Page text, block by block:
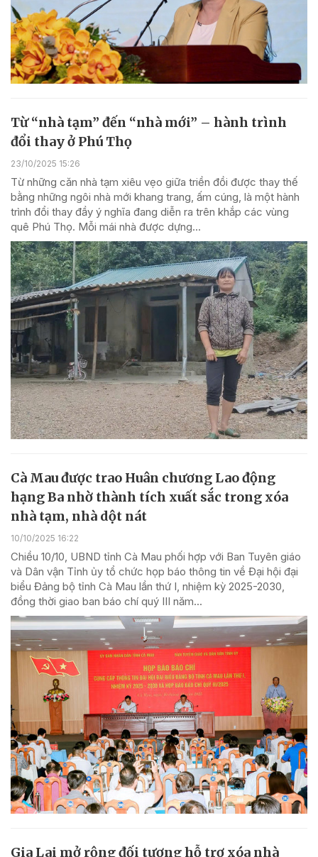
Từ “nhà tạm” đến “nhà mới” – hành trình
đổi thay ở Phú Thọ
23/10/2025 15:26
Từ những căn nhà tạm xiêu vẹo giữa triền đồi được thay thế
bằng những ngôi nhà mới khang trang, ấm cúng, là một hành
trình đổi thay đầy ý nghĩa đang diễn ra trên khắp các vùng
quê Phú Thọ. Mỗi mái nhà được dựng...
Cà Mau được trao Huân chương Lao động
hạng Ba nhờ thành tích xuất sắc trong xóa
nhà tạm, nhà dột nát
10/10/2025 16:22
Chiều 10/10, UBND tỉnh Cà Mau phối hợp với Ban Tuyên giáo
và Dân vận Tỉnh ủy tổ chức họp báo thông tin về Đại hội đại
biểu Đảng bộ tỉnh Cà Mau lần thứ I, nhiệm kỳ 2025-2030,
đồng thời giao ban báo chí quý III năm...
Gia Lai mở rộng đối tượng hỗ trợ xóa nhà